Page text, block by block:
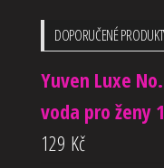
DOPORUČENÉ
Yuven Luxe
voda pro ženy
129 Kč